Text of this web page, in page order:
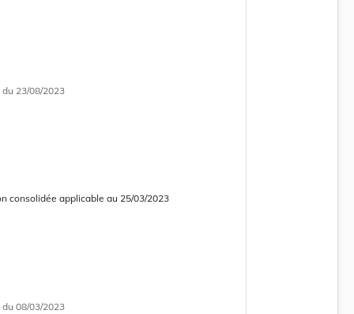
du 23/08/2023
courante
consolidée obsolète
consolidée applicable au 25/03/2023
du 08/03/2023